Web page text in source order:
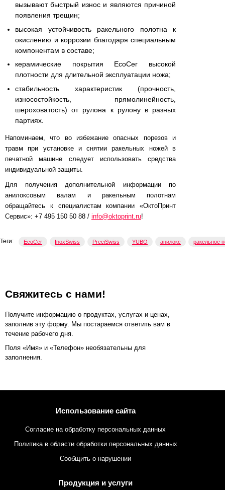
вызывают быстрый износ и являются причиной
появления трещин;
высокая устойчивость ракельного полотна к
окислению и коррозии благодаря специальным
компонентам в составе;
керамические покрытия EcoCer высокой
плотности для длительной эксплуатации ножа;
стабильность характеристик (прочность,
износостойкость, прямолинейность,
шероховатость) от рулона к рулону в разных
партиях.
Напоминаем, что во избежание опасных порезов и
травм при установке и снятии ракельных ножей в
печатной машине следует использовать средства
индивидуальной защиты.
Для получения дополнительной информации по
анилоксовым валам и ракельным полотнам
обращайтесь к специалистам компании «ОктоПринт
Сервис»: +7 495 150 50 88 / info@oktoprint.ru!
Теги: EcoCer InoxSwiss PreciSwiss YUBO анилокс ракельное
Свяжитесь с нами!
Получите информацию о продуктах, услугах и ценах,
заполнив эту форму. Мы постараемся ответить вам в
течение рабочего дня.
Поля «Имя» и «Телефон» необязательны для
заполнения.
Использование сайта
Согласие на обработку персональных данных
Политика в области обработки персональных данных
Сообщить о нарушении
Продукция и услуги